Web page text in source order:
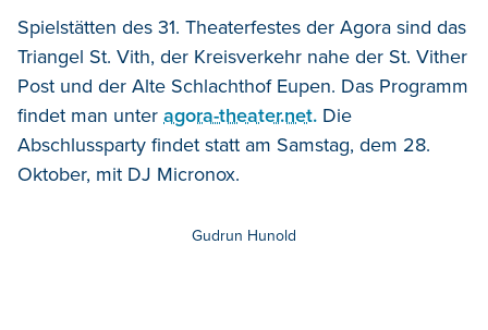
Spielstätten des 31. Theaterfestes der Agora sind das
Triangel St. Vith, der Kreisverkehr nahe der St. Vither
Post und der Alte Schlachthof Eupen. Das Programm
findet man unter agora-theater.net. Die
Abschlussparty findet statt am Samstag, dem 28.
Oktober, mit DJ Micronox.
Gudrun Hunold